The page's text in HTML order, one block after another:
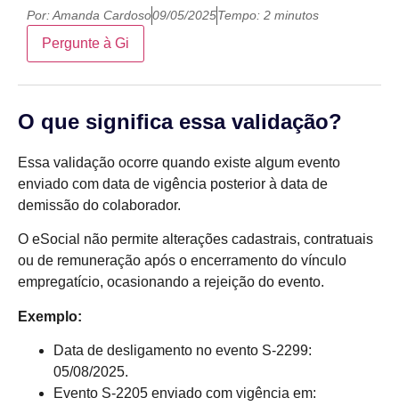
Por:Amanda Cardoso09/05/2025Tempo: 2 minutos
Pergunte à Gi
O que significa essa validação?
Essa validação ocorre quando existe algum evento
enviado com data de vigência posterior à data de
demissão do colaborador.
O eSocial não permite alterações cadastrais, contratuais
ou de remuneração após o encerramento do vínculo
empregatício, ocasionando a rejeição do evento.
Exemplo:
Data de desligamento no evento S-2299:
05/08/2025.
Evento S-2205 enviado com vigência em: